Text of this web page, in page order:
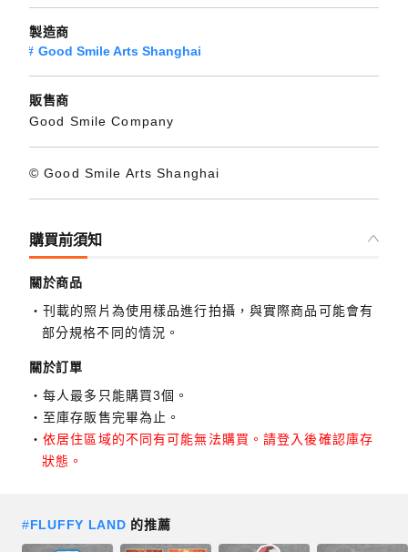
製造商
Good Smile Arts Shanghai
販售商
Good Smile Company
© Good Smile Arts Shanghai
購買前須知
關於商品
刊載的照片為使用樣品進行拍攝，與實際商品可能會有
部分規格不同的情況。
關於訂單
每人最多只能購買3個。
至庫存販售完畢為止。
依居住區域的不同有可能無法購買。請登入後確認庫存
狀態。
#FLUFFY LAND 的推薦